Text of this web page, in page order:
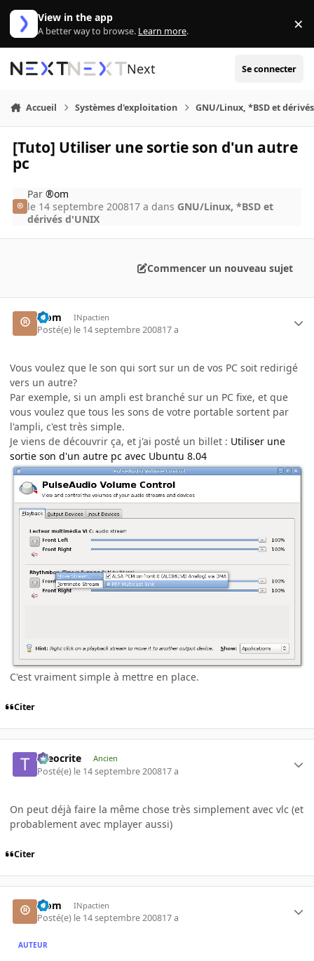
Aller au contenu
View in the app
A better way to browse. Learn more. ×
Next Se connecter
Accueil Systèmes d'exploitation GNU/Linux, *BSD et
[Tuto] Utiliser une sortie son d'un autre
pc
Par®om
le 14 septembre 200817 a dans GNU/Linux, *BSD et
dérivés d'UNIX
Commencer un nouveau sujet
®om INpactien
Posté(e) le 14 septembre 200817 a
Vous voulez que le son qui sort sur un de vos PC soit redirigé
vers un autre?
Par exemple, si un ampli est branché sur un PC fixe, et que
vous voulez que tous les sons de votre portable sortent par
l'ampli, c'est très simple.
Je viens de découvrir ça, et j'ai posté un billet : Utiliser une
sortie son d'un autre pc avec Ubuntu 8.04
C'est vraiment simple à mettre en place.
Citer
theocrite Ancien
Posté(e) le 14 septembre 200817 a
On peut déjà faire la même chose très simplement avec vlc (et
probablement avec mplayer aussi)
Citer
®om INpactien
Posté(e) le 14 septembre 200817 a
AUTEUR